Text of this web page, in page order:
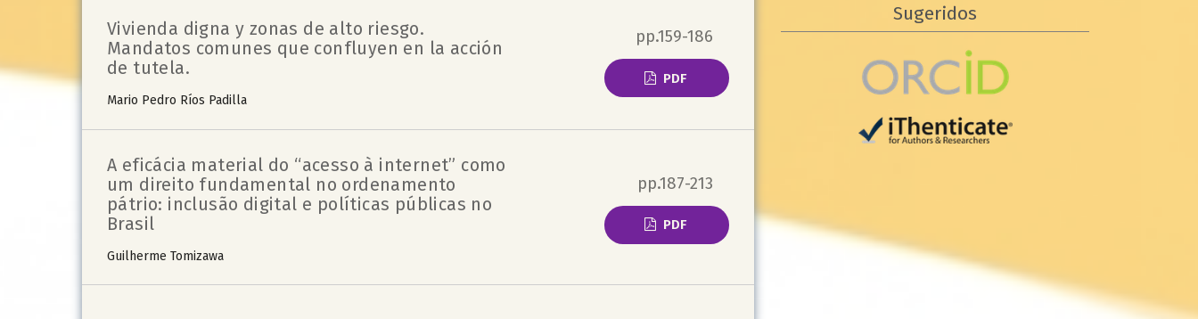
Vivienda digna y zonas de alto riesgo.
Mandatos comunes que confluyen en la acción
de tutela.
Mario Pedro Ríos Padilla
pp.159-186
PDF
A eficácia material do “acesso à internet” como
um direito fundamental no ordenamento
pátrio: inclusão digital e políticas públicas no
Brasil
Guilherme Tomizawa
pp.187-213
PDF
Sugeridos